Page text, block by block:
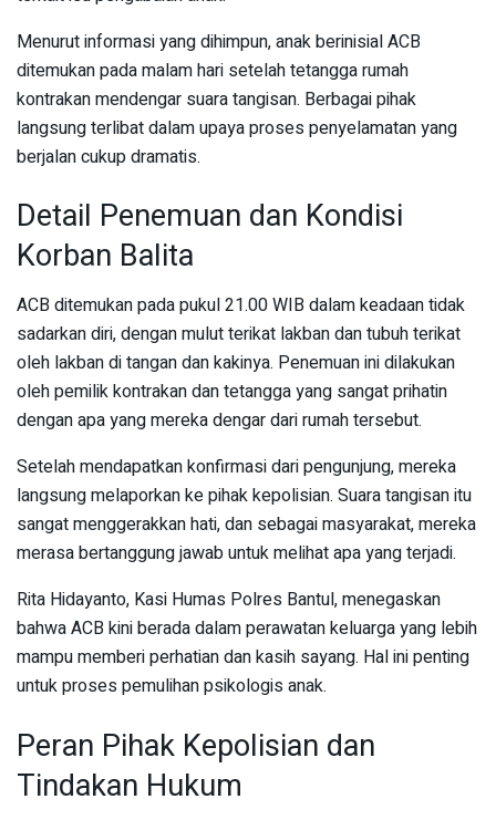
Menurut informasi yang dihimpun, anak berinisial ACB
ditemukan pada malam hari setelah tetangga rumah
kontrakan mendengar suara tangisan. Berbagai pihak
langsung terlibat dalam upaya proses penyelamatan yang
berjalan cukup dramatis.
Detail Penemuan dan Kondisi
Korban Balita
ACB ditemukan pada pukul 21.00 WIB dalam keadaan tidak
sadarkan diri, dengan mulut terikat lakban dan tubuh terikat
oleh lakban di tangan dan kakinya. Penemuan ini dilakukan
oleh pemilik kontrakan dan tetangga yang sangat prihatin
dengan apa yang mereka dengar dari rumah tersebut.
Setelah mendapatkan konfirmasi dari pengunjung, mereka
langsung melaporkan ke pihak kepolisian. Suara tangisan itu
sangat menggerakkan hati, dan sebagai masyarakat, mereka
merasa bertanggung jawab untuk melihat apa yang terjadi.
Rita Hidayanto, Kasi Humas Polres Bantul, menegaskan
bahwa ACB kini berada dalam perawatan keluarga yang lebih
mampu memberi perhatian dan kasih sayang. Hal ini penting
untuk proses pemulihan psikologis anak.
Peran Pihak Kepolisian dan
Tindakan Hukum